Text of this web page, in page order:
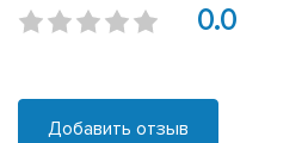
0.0
Добавить отзыв